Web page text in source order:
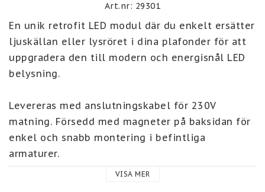
Art.nr: 29301
En unik retrofit LED modul där du enkelt ersätter
ljuskällan eller lysröret i dina plafonder för att
uppgradera den till modern och energisnål LED
belysning.
Levereras med anslutningskabel för 230V
matning. Försedd med magneter på baksidan för
enkel och snabb montering i befintliga
armaturer.
VISA MER